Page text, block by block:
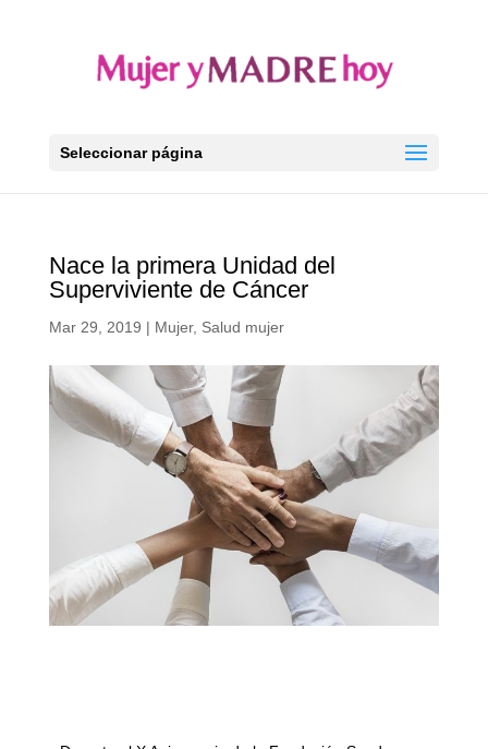
Seleccionar página
Nace la primera Unidad del
Superviviente de Cáncer
Mar 29, 2019 | Mujer, Salud mujer